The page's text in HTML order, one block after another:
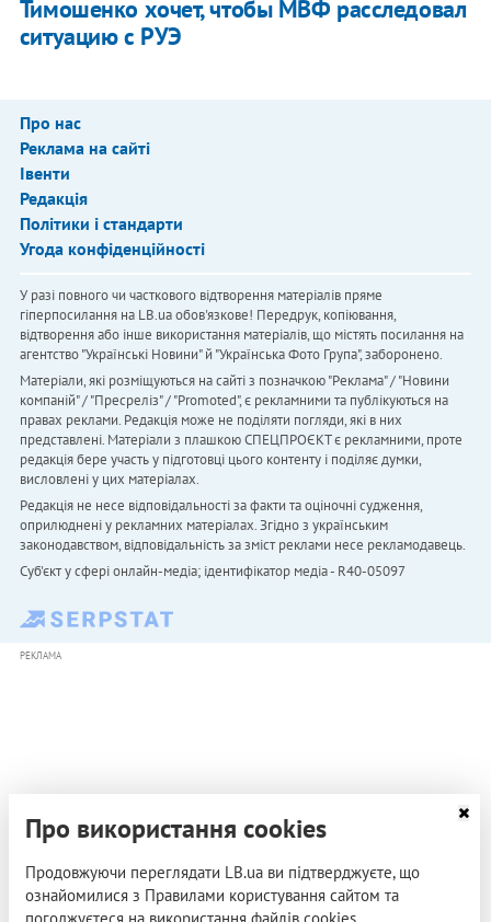
Тимошенко хочет, чтобы МВФ расследовал
ситуацию с РУЭ
Про нас
Реклама на сайті
Івенти
Редакція
Політики і стандарти
Угода конфіденційності
У разі повного чи часткового відтворення матеріалів пряме
гіперпосилання на LB.ua обов'язкове! Передрук, копіювання,
відтворення або інше використання матеріалів, що містять посилання на
агентство "Українськi Новини" й "Українська Фото Група", заборонено.
Матеріали, які розміщуються на сайті з позначкою "Реклама" / "Новини
компаній" / "Пресреліз" / "Promoted", є рекламними та публікуються на
правах реклами. Редакція може не поділяти погляди, які в них
представлені. Матеріали з плашкою СПЕЦПРОЄКТ є рекламними, проте
редакція бере участь у підготовці цього контенту і поділяє думки,
висловлені у цих матеріалах.
Редакція не несе відповідальності за факти та оціночні судження,
оприлюднені у рекламних матеріалах. Згідно з українським
законодавством, відповідальність за зміст реклами несе рекламодавець.
Cуб'єкт у сфері онлайн-медіа; ідентифікатор медіа - R40-05097
РЕКЛАМА
Про використання cookies
Продовжуючи переглядати LB.ua ви підтверджуєте, що
ознайомилися з Правилами користування сайтом та